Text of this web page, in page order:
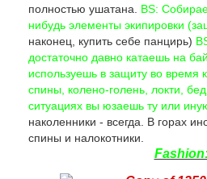
полностью ушатана. BS:
нибудь элементы экипировки
наконец, купить себе панцирь)
достаточно давно катаешь на
используешь в защиту во время
спины, колено-голень, локти,
ситуациях вы юзаешь ту или
наколенники - всегда. В горах
спины и налокотники.